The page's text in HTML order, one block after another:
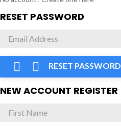
RESET PASSWORD
  RESET PASSWORD
NEW ACCOUNT REGISTER